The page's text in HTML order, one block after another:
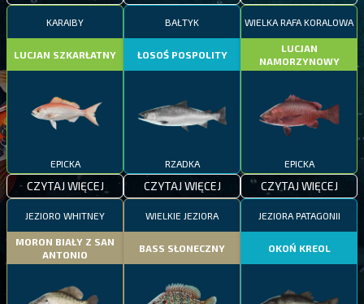
KARAIBY
LUCJAN SZKARŁATNY
EPICKA
CZYTAJ WIĘCEJ
BAŁTYK
ŁOSOŚ POSPOLITY
RZADKA
CZYTAJ WIĘCEJ
WIELKA RAFA KORALOWA
LUCJAN
NAMORZYNOWY
EPICKA
CZYTAJ WIĘCEJ
JEZIORO WHITNEY
MORON BIAŁY Z SAN
ANTONIO
WIELKIE JEZIORA
BASS SŁONECZNY
JEZIORA PATAGONII
OKOŃ KREOL